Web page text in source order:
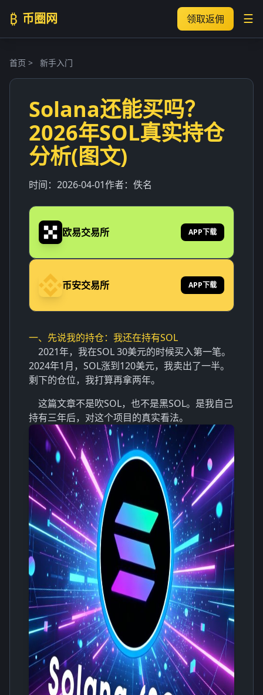
₿ 币圈网 领取返佣 ☰
首页 > 新手入门
Solana还能买吗？
2026年SOL真实持仓
分析(图文)
时间： 2026-04-01作者：佚名
欧易交易所 APP下载
币安交易所 APP下载
一、先说我的持仓：我还在持有SOL
2021年，我在SOL 30美元的时候买入第一笔。
2024年1月，SOL涨到120美元，我卖出了一半。
剩下的仓位，我打算再拿两年。
这篇文章不是吹SOL，也不是黑SOL。是我自己
持有三年后，对这个项目的真实看法。